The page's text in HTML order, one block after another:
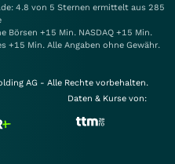
4.8 von 5 Sternen ermittelt aus 285
Börsen +15 Min. NASDAQ +15 Min.
+15 Min. Alle Angaben ohne Gewähr.
AG - Alle Rechte vorbehalten.
Daten & Kurse von: